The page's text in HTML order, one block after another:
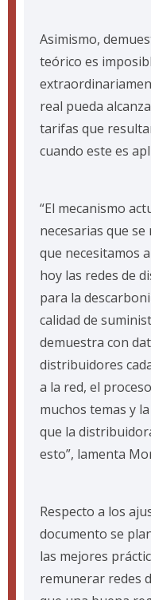
Asimismo,
teórico es
real pueda
tarifas que
cuando este es
“El mecanismo
necesarias que
que necesitamos
hoy las redes de
para la
calidad de
demuestra con
distribuidores
a la red, el
muchos temas y
que la
esto”, lamenta
Respecto a los
documento se
las mejores
remunerar redes